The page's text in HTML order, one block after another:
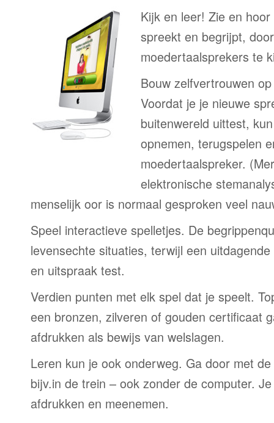
Kijk en leer! Zie en
spreekt en begrijpt,
moedertaalsprekers te
Bouw zelfvertrouwen
Voordat je je nieuwe
buitenwereld uittest,
opnemen, terugspelen
moedertaalspreker.
elektronische
menselijk oor is normaal gesproken veel
Speel interactieve spelletjes. De
levensechte situaties, terwijl een
en uitspraak test.
Verdien punten met elk spel dat je speelt.
een bronzen, zilveren of gouden certificaat
afdrukken als bewijs van welslagen.
Leren kun je ook onderweg. Ga door met
bijv.in de trein – ook zonder de computer.
afdrukken en meenemen.